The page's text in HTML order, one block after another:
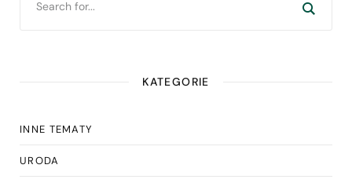
KATEGORIE
INNE TEMATY
URODA